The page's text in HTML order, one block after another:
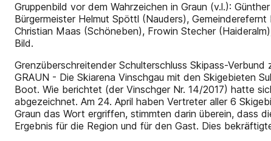
Gruppenbild vor dem Wahrzeichen in Graun (v.l.):
Bürgermeister Helmut Spöttl (Nauders),
Christian Maas (Schöneben), Frowin Stecher
Bild.
Grenzüberschreitender Schulterschluss Skipass-
GRAUN - Die Skiarena Vinschgau mit den Skigebieten
Boot. Wie berichtet (der Vinschger Nr. 14/2017) hatte
abgezeichnet. Am 24. April haben Vertreter aller 6
Graun das Wort ergriffen, stimmten darin überein, dass
Ergebnis für die Region und für den Gast. Dies